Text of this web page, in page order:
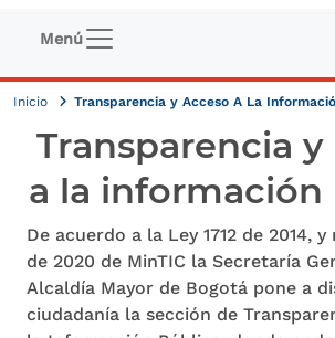
Navegación principal
Menú
Inicio Transparencia y Acceso A La
Transparencia y
a la información
De acuerdo a la Ley 1712 de 2014, y
de 2020 de MinTIC la Secretaría
Alcaldía Mayor de Bogotá pone a
ciudadanía la sección de